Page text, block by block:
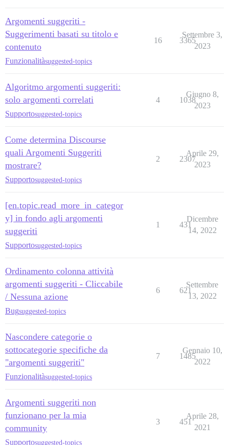
Argomenti suggeriti -
Suggerimenti basati su titolo e
contenuto
Funzionalitàsuggested-topics
16 3365
Settembre 3,
2023
Algoritmo argomenti suggeriti:
solo argomenti correlati
Supportosuggested-topics
4 1038
Giugno 8,
2023
Come determina Discourse
quali Argomenti Suggeriti
mostrare?
Supportosuggested-topics
2 2307
Aprile 29,
2023
[en.topic.read_more_in_categor
y] in fondo agli argomenti
suggeriti
Supportosuggested-topics
1 431
Dicembre
14, 2022
Ordinamento colonna attività
argomenti suggeriti - Cliccabile
/ Nessuna azione
Bugsuggested-topics
6 621
Settembre
13, 2022
Nascondere categorie o
sottocategorie specifiche da
"argomenti suggeriti"
Funzionalitàsuggested-topics
7 1485
Gennaio 10,
2022
Argomenti suggeriti non
funzionano per la mia
community
Supportosuggested-topics
3 451
Aprile 28,
2021